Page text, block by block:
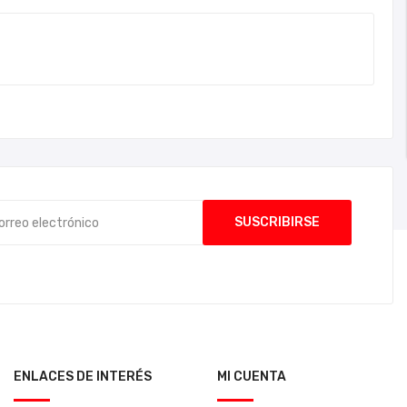
ENLACES DE INTERÉS MI CUENTA